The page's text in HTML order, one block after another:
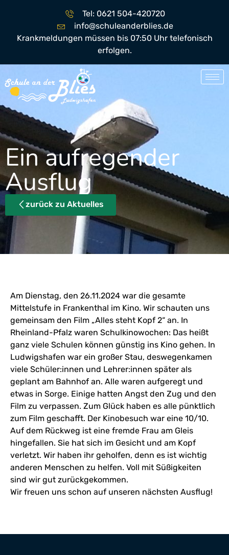
Tel: 0621 504-420720
info@schuleanderblies.de
Krankmeldungen müssen bis 07:50 Uhr telefonisch
erfolgen.
Ein aufregender
Ausflug
zurück zu Aktuelles
Am Dienstag, den 26.11.2024 war die gesamte
Mittelstufe in Frankenthal im Kino. Wir schauten uns
gemeinsam den Film „Alles steht Kopf 2“ an. In
Rheinland-Pfalz waren Schulkinowochen: Das heißt
ganz viele Schulen können günstig ins Kino gehen. In
Ludwigshafen war ein großer Stau, deswegenkamen
viele Schüler:innen und Lehrer:innen später als
geplant am Bahnhof an. Alle waren aufgeregt und
etwas in Sorge. Einige hatten Angst den Zug und den
Film zu verpassen. Zum Glück haben es alle pünktlich
zum Film geschafft. Der Kinobesuch war eine 10/10.
Auf dem Rückweg ist eine fremde Frau am Gleis
hingefallen. Sie hat sich im Gesicht und am Kopf
verletzt. Wir haben ihr geholfen, denn es ist wichtig
anderen Menschen zu helfen. Voll mit Süßigkeiten
sind wir gut zurückgekommen.
Wir freuen uns schon auf unseren nächsten Ausflug!